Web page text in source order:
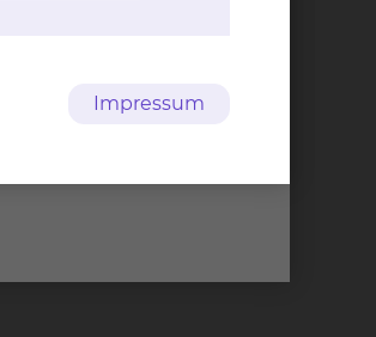
Region z.B. im Kinderhör-
und Hildesheim
Impressum